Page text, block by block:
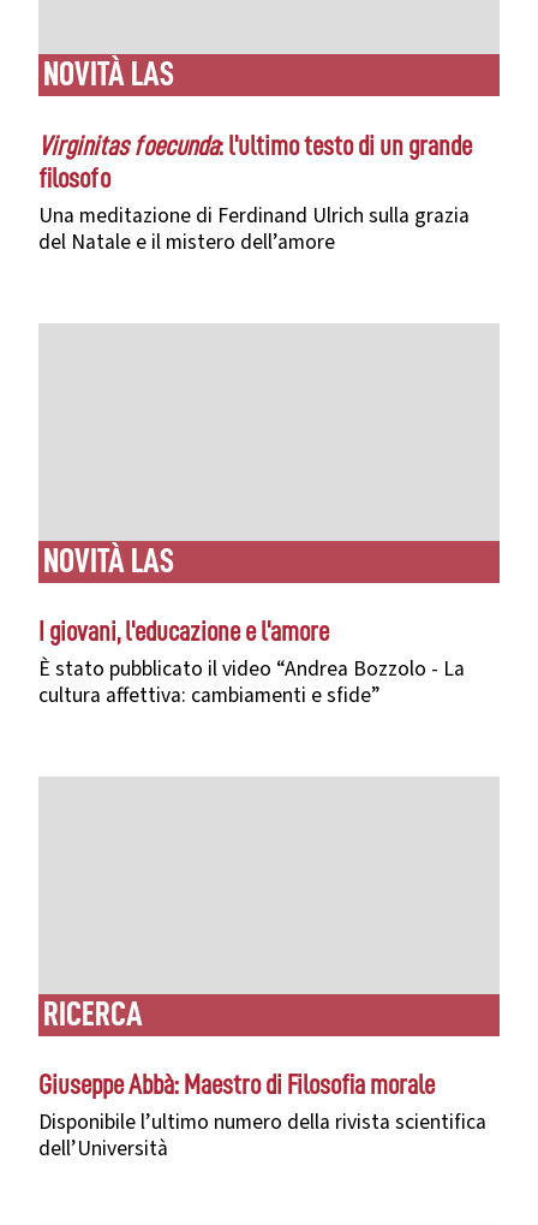
NOVITÀ LAS
Virginitas foecunda: l'ultimo testo di un grande
filosofo
Una meditazione di Ferdinand Ulrich sulla grazia
del Natale e il mistero dell’amore
NOVITÀ LAS
I giovani, l'educazione e l'amore
È stato pubblicato il video “Andrea Bozzolo - La
cultura affettiva: cambiamenti e sfide”
RICERCA
Giuseppe Abbà: Maestro di Filosofia morale
Disponibile l’ultimo numero della rivista scientifica
dell’Università